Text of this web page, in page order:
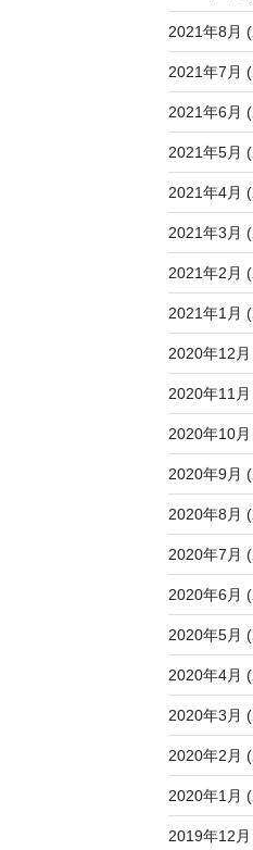
2021年8月
2021年7月
2021年6月
2021年5月
2021年4月
2021年3月
2021年2月
2021年1月
2020年12
2020年11
2020年10
2020年9月
2020年8月
2020年7月
2020年6月
2020年5月
2020年4月
2020年3月
2020年2月
2020年1月
2019年12